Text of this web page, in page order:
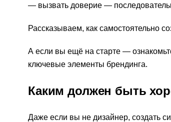
вызвать доверие —
Рассказываем, как самостоятельно
А если вы ещё на старте —
ключевые элементы брендинга.
Каким должен быть
Даже если вы не дизайнер, создать